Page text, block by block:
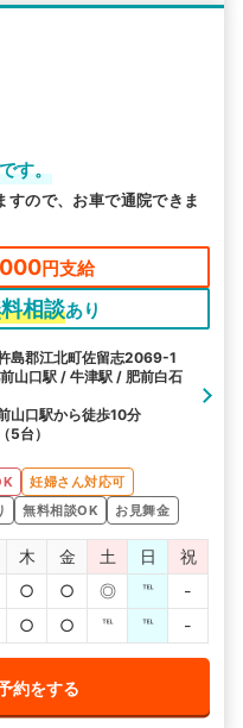
す。
すので、お車で通院できま
円支給
相談あり
島郡江北町佐留志2069-1
山口駅 / 牛津駅 / 肥前白石
山口駅から徒歩10分
5台）
妊婦さん対応可
無料相談OK お見舞金
木 金 土 日
祝
○ ○ ◎ ℡
-
○ ○ ℡ ℡ -
約をする